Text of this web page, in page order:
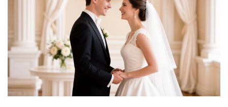
Туризм
Недвижимость
Авто